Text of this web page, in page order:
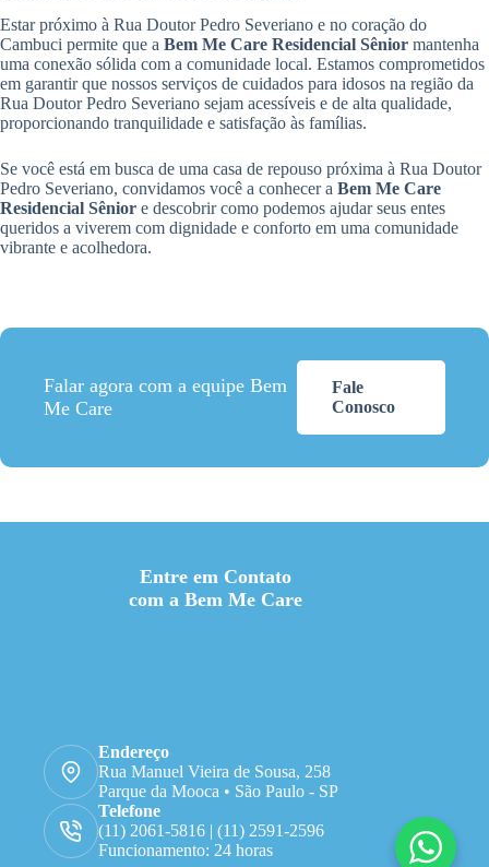
Estar próximo à Rua Doutor Pedro Severiano e no coração do
Cambuci permite que a Bem Me Care Residencial Sênior mantenha
uma conexão sólida com a comunidade local. Estamos comprometidos
em garantir que nossos serviços de cuidados para idosos na região da
Rua Doutor Pedro Severiano sejam acessíveis e de alta qualidade,
proporcionando tranquilidade e satisfação às famílias.
Se você está em busca de uma casa de repouso próxima à Rua Doutor
Pedro Severiano, convidamos você a conhecer a Bem Me Care
Residencial Sênior e descobrir como podemos ajudar seus entes
queridos a viverem com dignidade e conforto em uma comunidade
vibrante e acolhedora.
Falar agora com a equipe Bem
Me Care
Fale
Conosco
Entre em Contato
com a Bem Me Care
Endereço
Rua Manuel Vieira de Sousa, 258
Parque da Mooca • São Paulo - SP
Telefone
(11) 2061-5816 | (11) 2591-2596
Funcionamento: 24 horas